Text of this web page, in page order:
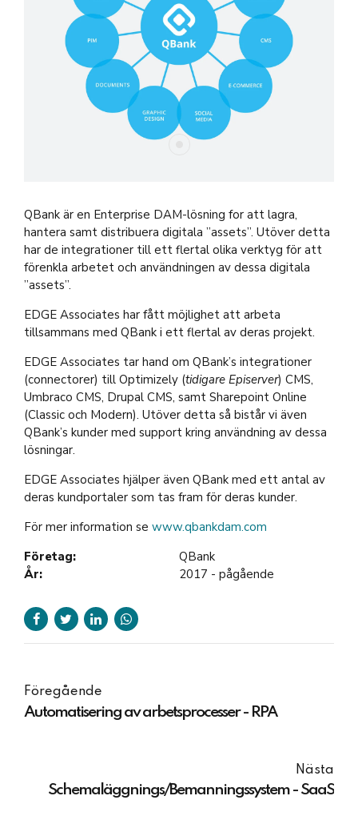
QBank är en Enterprise DAM-lösning for att lagra,
hantera samt distribuera digitala ”assets”. Utöver detta
har de integrationer till ett flertal olika verktyg för att
förenkla arbetet och användningen av dessa digitala
”assets”.
EDGE Associates har fått möjlighet att arbeta
tillsammans med QBank i ett flertal av deras projekt.
EDGE Associates tar hand om QBank’s integrationer
(connectorer) till Optimizely (tidigare Episerver) CMS,
Umbraco CMS, Drupal CMS, samt Sharepoint Online
(Classic och Modern). Utöver detta så bistår vi även
QBank’s kunder med support kring användning av dessa
lösningar.
EDGE Associates hjälper även QBank med ett antal av
deras kundportaler som tas fram för deras kunder.
För mer information se www.qbankdam.com
Företag:
QBank
År:
2017 - pågående
Föregående
Automatisering av arbetsprocesser - RPA
Nästa
Schemaläggnings/Bemanningssystem - SaaS